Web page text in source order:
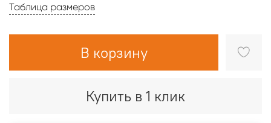
Таблица размеров
В корзину
Купить в 1 клик